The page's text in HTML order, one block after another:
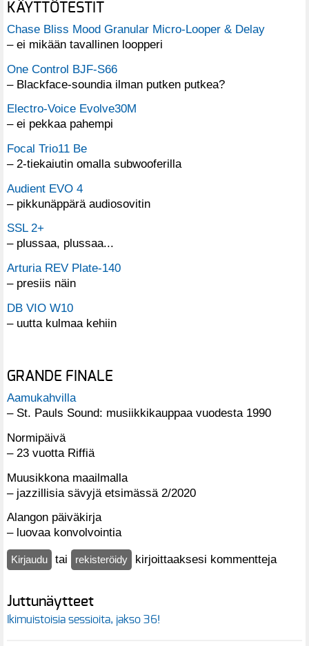
KÄYTTÖTESTIT
Chase Bliss Mood Granular Micro-Looper & Delay
– ei mikään tavallinen loopperi
One Control BJF-S66
– Blackface-soundia ilman putken putkea?
Electro-Voice Evolve30M
– ei pekkaa pahempi
Focal Trio11 Be
– 2-tiekaiutin omalla subwooferilla
Audient EVO 4
– pikkunäppärä audiosovitin
SSL 2+
– plussaa, plussaa...
Arturia REV Plate-140
– presiis näin
DB VIO W10
– uutta kulmaa kehiin
GRANDE FINALE
Aamukahvilla
– St. Pauls Sound: musiikkikauppaa vuodesta 1990
Normipäivä
– 23 vuotta Riffiä
Muusikkona maailmalla
– jazzillisia sävyjä etsimässä 2/2020
Alangon päiväkirja
– luovaa konvolvointia
Kirjaudu tai rekisteröidy kirjoittaaksesi kommentteja
Juttunäytteet
Ikimuistoisia sessioita, jakso 36!